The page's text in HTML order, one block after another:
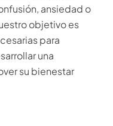
ansiedad o
objetivo es
para
una
su bienestar